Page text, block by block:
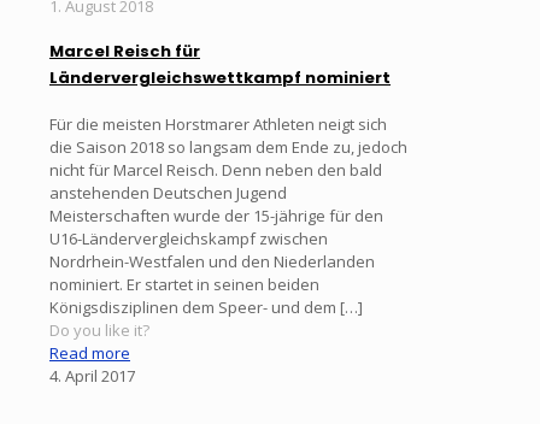
1. August 2018
Marcel Reisch für
Ländervergleichswettkampf nominiert
Für die meisten Horstmarer Athleten neigt sich
die Saison 2018 so langsam dem Ende zu, jedoch
nicht für Marcel Reisch. Denn neben den bald
anstehenden Deutschen Jugend
Meisterschaften wurde der 15-jährige für den
U16-Ländervergleichskampf zwischen
Nordrhein-Westfalen und den Niederlanden
nominiert. Er startet in seinen beiden
Königsdisziplinen dem Speer- und dem […]
Do you like it?
Read more
4. April 2017